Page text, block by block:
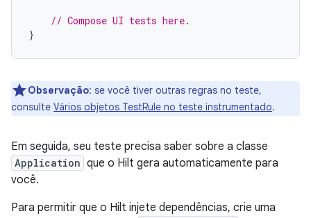
// Compose UI tests here.
}
Observação: se você tiver outras regras no teste,
consulte Vários objetos TestRule no teste instrumentado.
Em seguida, seu teste precisa saber sobre a classe
Application que o Hilt gera automaticamente para
você.
Para permitir que o Hilt injete dependências, crie uma